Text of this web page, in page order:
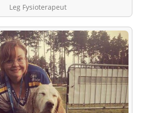
Leg Fysioterapeut